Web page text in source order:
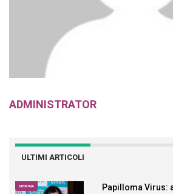
ADMINISTRATOR
ULTIMI ARTICOLI
MEDICINA
Papilloma Virus: